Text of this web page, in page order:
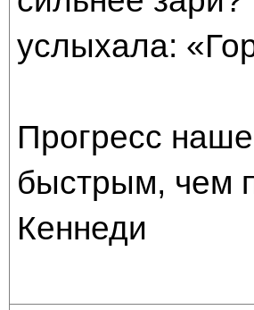
услыхала:
Прогресс
быстрым, чем
Кеннеди